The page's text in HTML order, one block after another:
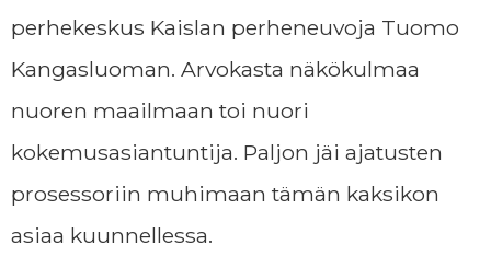
perhekeskus Kaislan perheneuvoja Tuomo
Kangasluoman. Arvokasta näkökulmaa
nuoren maailmaan toi nuori
kokemusasiantuntija. Paljon jäi ajatusten
prosessoriin muhimaan tämän kaksikon
asiaa kuunnellessa.